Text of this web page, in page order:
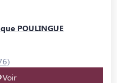
POULINGUE
Voir